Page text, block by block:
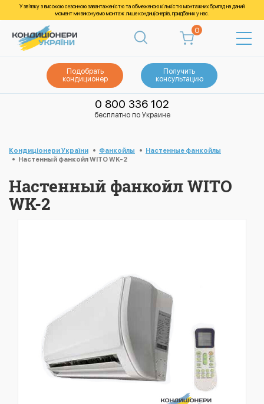
У зв’язку з високою сезонною завантаженістю та обмеженою кількістю монтажних бригад на даний
момент ми виконуємо монтаж лише кондиціонерів, придбаних у нас.
0
Подобрать
кондиционер
Получить
консультацию
0 800 336 102
бесплатно по Украине
Кондиціонери України Фанкойлы
Настенные фанкойлы
Настенный фанкойл WITO WK-2
Настенный фанкойл WITO
WK-2